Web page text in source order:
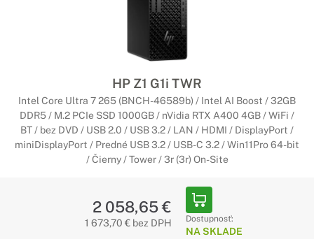
HP Z1 G1i TWR
Intel Core Ultra 7 265 (BNCH-46589b) / Intel AI Boost / 32GB
DDR5 / M.2 PCIe SSD 1000GB / nVidia RTX A400 4GB / WiFi /
BT / bez DVD / USB 2.0 / USB 3.2 / LAN / HDMI / DisplayPort /
miniDisplayPort / Predné USB 3.2 / USB-C 3.2 / Win11Pro 64-bit
/ Čierny / Tower / 3r (3r) On-Site
2 058,65 €
1 673,70 € bez DPH Dostupnosť:
NA SKLADE